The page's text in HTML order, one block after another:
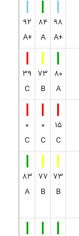
98
A+
84
A
92
A+
80
A
73
B
39
C
15
C
0
C
0
C
73
B
77
B
83
A